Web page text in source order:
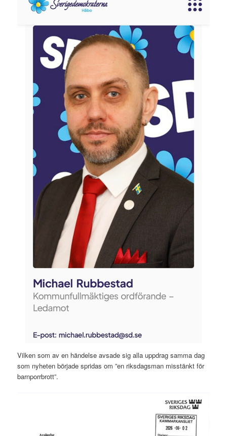
Vilken som av en händelse avsade sig alla uppdrag samma dag
som nyheten började spridas om ”en riksdagsman misstänkt för
barnporrbrott”.